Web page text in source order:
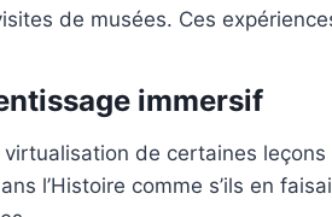
de musées. Ces
immersif
de certaines
l’Histoire comme s’ils en